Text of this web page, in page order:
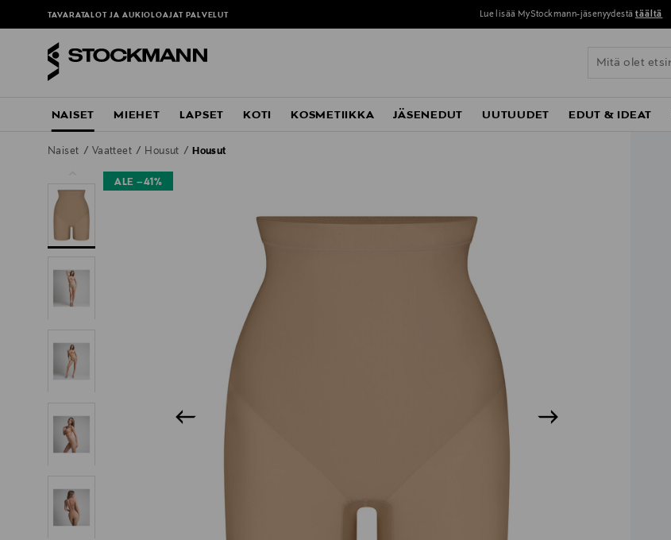
TAVARATALOT JA AUKIOLOAJAT PALVELUT Lue lisää MyStockmann-jäsenyydestä täältä
NAISET MIEHET LAPSET KOTI KOSMETIIKKA JÄSENEDUT UUTUUDET EDUT & IDEAT
Naiset Vaatteet Housut Housut
ALE –41%